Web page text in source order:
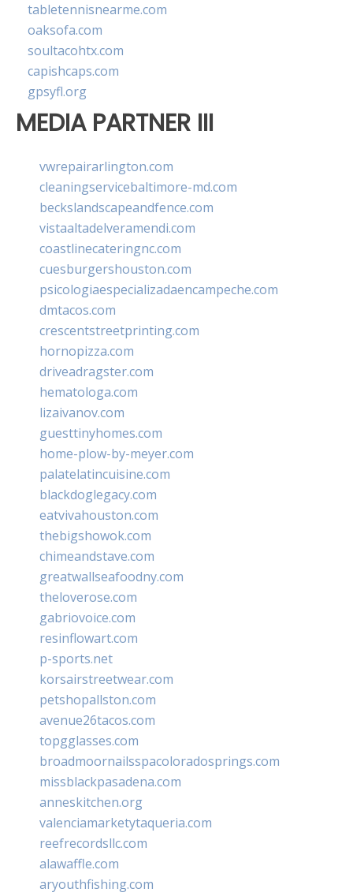
tabletennisnearme.com
oaksofa.com
soultacohtx.com
capishcaps.com
gpsyfl.org
MEDIA PARTNER III
vwrepairarlington.com
cleaningservicebaltimore-md.com
beckslandscapeandfence.com
vistaaltadelveramendi.com
coastlinecateringnc.com
cuesburgershouston.com
psicologiaespecializadaencampeche.com
dmtacos.com
crescentstreetprinting.com
hornopizza.com
driveadragster.com
hematologa.com
lizaivanov.com
guesttinyhomes.com
home-plow-by-meyer.com
palatelatincuisine.com
blackdoglegacy.com
eatvivahouston.com
thebigshowok.com
chimeandstave.com
greatwallseafoodny.com
theloverose.com
gabriovoice.com
resinflowart.com
p-sports.net
korsairstreetwear.com
petshopallston.com
avenue26tacos.com
topgglasses.com
broadmoornailsspacoloradosprings.com
missblackpasadena.com
anneskitchen.org
valenciamarketytaqueria.com
reefrecordsllc.com
alawaffle.com
aryouthfishing.com